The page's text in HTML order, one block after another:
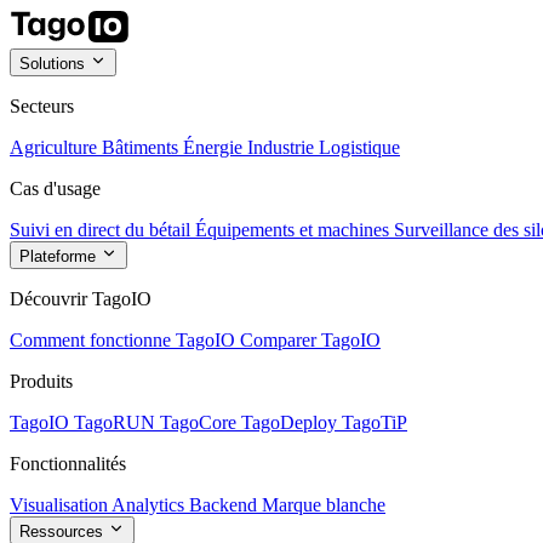
Solutions
Secteurs
Agriculture Bâtiments Énergie Industrie Logistique
Cas d'usage
Suivi en direct du bétail Équipements et machines Surveillance des
Plateforme
Découvrir TagoIO
Comment fonctionne TagoIO Comparer TagoIO
Produits
TagoIO TagoRUN TagoCore TagoDeploy TagoTiP
Fonctionnalités
Visualisation Analytics Backend Marque blanche
Ressources